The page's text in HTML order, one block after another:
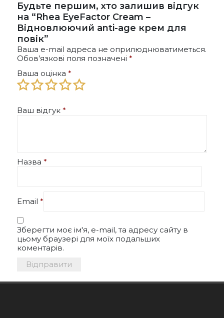
Будьте першим, хто залишив відгук
на “Rhea EyeFactor Cream –
Відновлюючий anti-age крем для
повік”
Ваша e-mail адреса не оприлюднюватиметься.
Обов’язкові поля позначені *
Ваша оцінка *
Ваш відгук *
Назва *
Email *
Зберегти моє ім'я, e-mail, та адресу сайту в
цьому браузері для моїх подальших
коментарів.